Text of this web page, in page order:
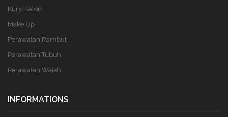
Kursi Salon
Make Up
Perawatan Rambut
Perawatan Tubuh
Perawatan Wajah
INFORMATIONS